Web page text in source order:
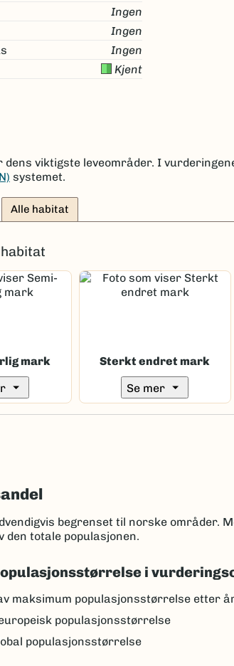
Ingen
Ingen
Ingen
Kjent
dens viktigste leveområder. I
systemet.
Alle habitat
mark
arrow_drop_down
Sterkt endret mark
Se mer arrow_drop_down
begrenset til norske områder.
den totale populasjonen.
i
maksimum populasjonsstørrelse etter
populasjonsstørrelse
populasjonsstørrelse